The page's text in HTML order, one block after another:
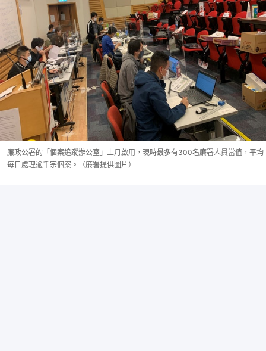
廉政公署的「個案追蹤辦公室」上月啟用，現時最多有300名廉署人員當值，平均
每日處理逾千宗個案。（廉署提供圖片）